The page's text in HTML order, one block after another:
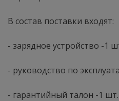
В состав поставки входят:
- зарядное устройство -1
- руководство по
- гарантийный талон -1 шт.